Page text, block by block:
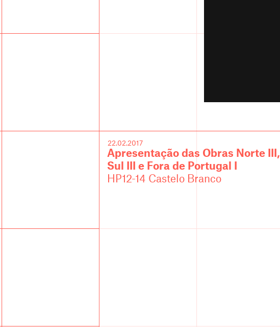
22.02.2017
Apresentação das Obras Norte III,
Sul III e Fora de Portugal I
HP12-14 Castelo Branco